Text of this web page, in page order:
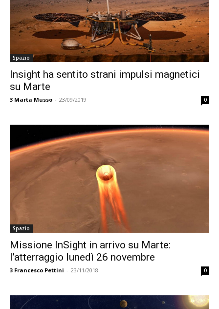
Spazio
Insight ha sentito strani impulsi magnetici
su Marte
3 Marta Musso - 23/09/2019 0
Spazio
Missione InSight in arrivo su Marte:
l’atterraggio lunedì 26 novembre
3 Francesco Pettini - 23/11/2018 0